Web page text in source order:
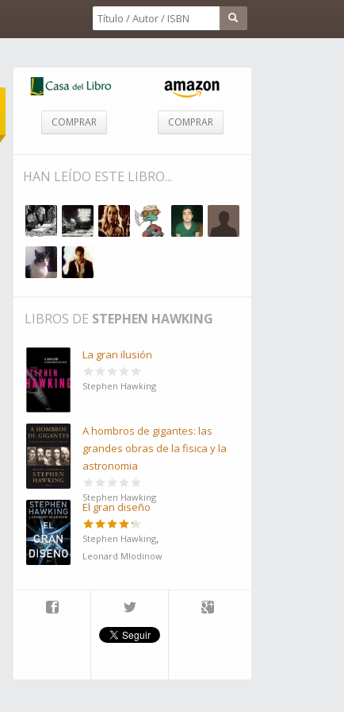
COMPRAR COMPRAR
HAN LEÍDO ESTE LIBRO...
LIBROS DE STEPHEN HAWKING
La gran ilusión
Stephen Hawking
A hombros de gigantes: las
grandes obras de la fisica y la
astronomia
Stephen Hawking
El gran diseño
Stephen Hawking,
Leonard Mlodinow